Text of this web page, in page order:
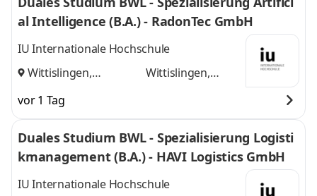
al Intelligence (B.A.) - RadonTec GmbH
IU Internationale Hochschule
Wittislingen,
Wittislingen,
vor 1 Tag
Duales Studium BWL - Spezialisierung Logisti
kmanagement (B.A.) - HAVI Logistics GmbH
IU Internationale Hochschule